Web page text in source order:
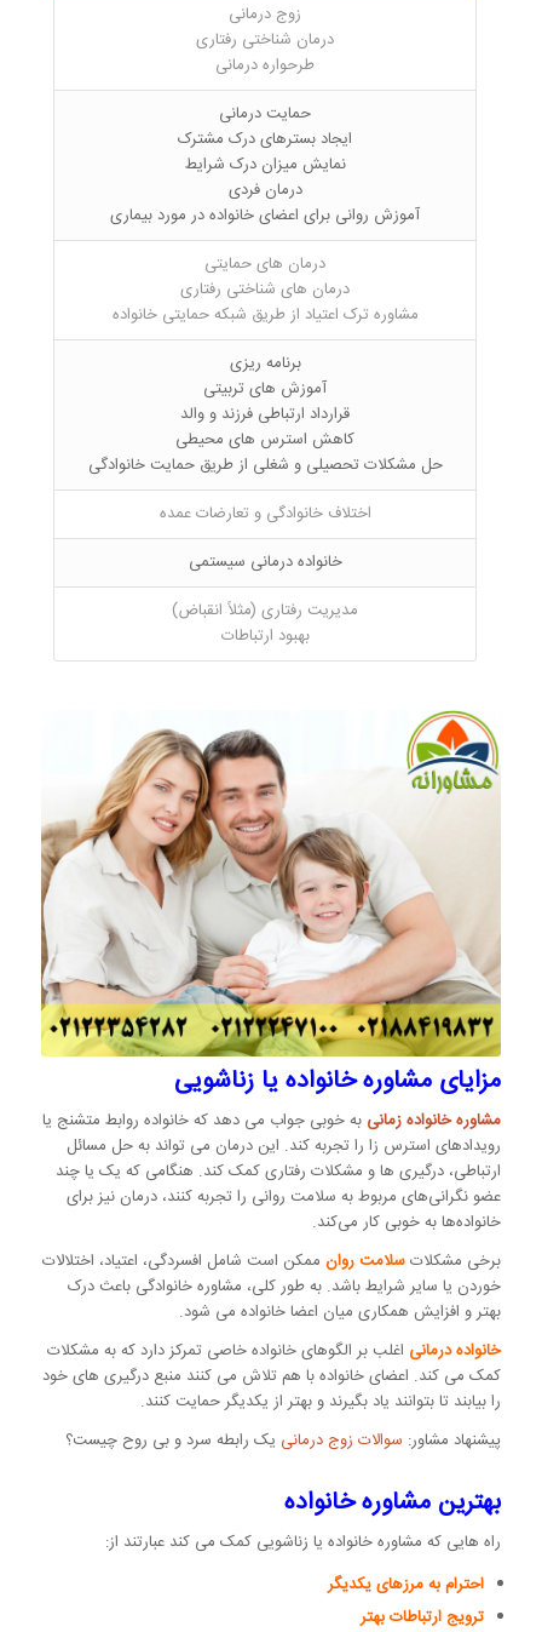
زوج درمانی
درمان شناختی رفتاری
طرحواره درمانی
حمایت درمانی
ایجاد بسترهای درک مشترک
نمایش میزان درک شرایط
درمان فردی
آموزش روانی برای اعضای خانواده در مورد بیماری
درمان های حمایتی
درمان های شناختی رفتاری
مشاوره ترک اعتیاد از طریق شبکه حمایتی خانواده
برنامه ریزی
آموزش های تربیتی
قرارداد ارتباطی فرزند و والد
کاهش استرس های محیطی
حل مشکلات تحصیلی و شغلی از طریق حمایت خانوادگی
اختلاف خانوادگی و تعارضات عمده
خانواده درمانی سیستمی
مدیریت رفتاری (مثلاً انقباض)
بهبود ارتباطات
مزایای مشاوره خانواده یا زناشویی
مشاوره خانواده زمانی به خوبی جواب می دهد که خانواده روابط متشنج یا
رویدادهای استرس زا را تجربه کند. این درمان می تواند به حل مسائل
ارتباطی، درگیری ها و مشکلات رفتاری کمک کند. هنگامی که یک یا چند
عضو نگرانی‌های مربوط به سلامت روانی را تجربه کنند، درمان نیز برای
خانواده‌ها به خوبی کار می‌کند.
برخی مشکلاتسلامت روان ممکن است شامل افسردگی، اعتیاد، اختلالات
خوردن یا سایر شرایط باشد. به طور کلی، مشاوره خانوادگی باعث درک
بهتر و افزایش همکاری میان اعضا خانواده می شود.
خانواده درمانی اغلب بر الگوهای خانواده خاصی تمرکز دارد که به مشکلات
کمک می کند. اعضای خانواده با هم تلاش می کنند منبع درگیری های خود
را بیابند تا بتوانند یاد بگیرند و بهتر از یکدیگر حمایت کنند.
پیشنهاد مشاور: سوالات زوج درمانی یک رابطه سرد و بی روح چیست؟
بهترین مشاوره خانواده
راه هایی که مشاوره خانواده یا زناشویی کمک می کند عبارتند از:
احترام به مرزهای یکدیگر
ترویج ارتباطات بهتر